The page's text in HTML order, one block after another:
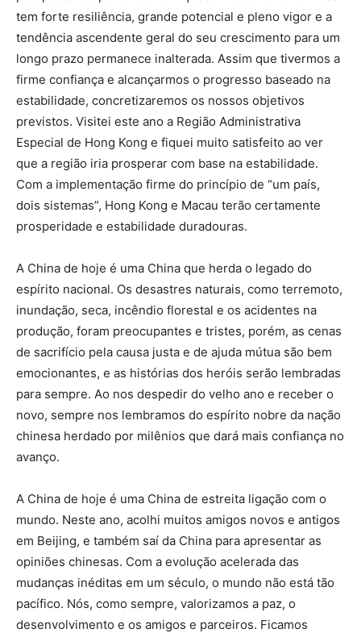
tem forte resiliência, grande potencial e pleno vigor e a
tendência ascendente geral do seu crescimento para um
longo prazo permanece inalterada. Assim que tivermos a
firme confiança e alcançarmos o progresso baseado na
estabilidade, concretizaremos os nossos objetivos
previstos. Visitei este ano a Região Administrativa
Especial de Hong Kong e fiquei muito satisfeito ao ver
que a região iria prosperar com base na estabilidade.
Com a implementação firme do princípio de “um país,
dois sistemas”, Hong Kong e Macau terão certamente
prosperidade e estabilidade duradouras.
A China de hoje é uma China que herda o legado do
espírito nacional. Os desastres naturais, como terremoto,
inundação, seca, incêndio florestal e os acidentes na
produção, foram preocupantes e tristes, porém, as cenas
de sacrifício pela causa justa e de ajuda mútua são bem
emocionantes, e as histórias dos heróis serão lembradas
para sempre. Ao nos despedir do velho ano e receber o
novo, sempre nos lembramos do espírito nobre da nação
chinesa herdado por milênios que dará mais confiança no
avanço.
A China de hoje é uma China de estreita ligação com o
mundo. Neste ano, acolhi muitos amigos novos e antigos
em Beijing, e também saí da China para apresentar as
opiniões chinesas. Com a evolução acelerada das
mudanças inéditas em um século, o mundo não está tão
pacífico. Nós, como sempre, valorizamos a paz, o
desenvolvimento e os amigos e parceiros. Ficamos